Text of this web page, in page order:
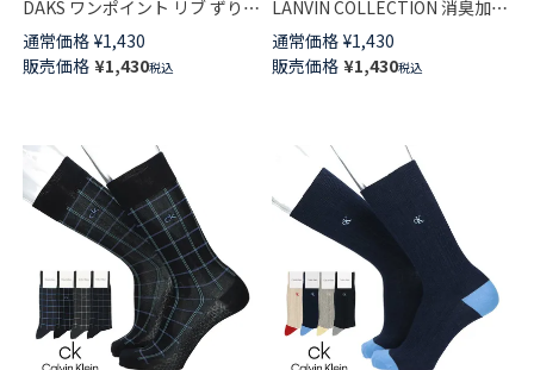
DAKS ワンポイント リブ ずり落
ちにくい仕様 消臭加工 24cm丈
クルー丈 カジュアル ソックス
日本製 メンズ 02512065
通常価格 ¥1,430
販売価格 ¥1,430税込
LANVIN COLLECTION 消臭加工
土踏まずサポート 綿レーヨン混
JL両面刺しゅう クルー丈 カジ
ュアル ソックス メンズ 日本製
通常価格 ¥1,430
販売価格 ¥1,430税込